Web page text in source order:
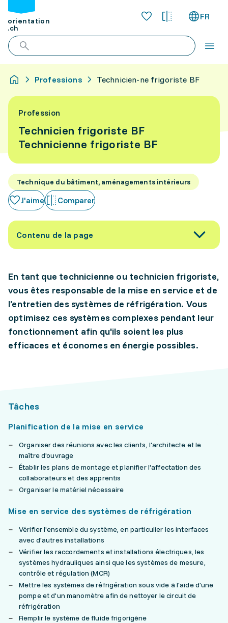
orientation
.ch
FR
Professions Technicien-ne frigoriste BF
Profession
Technicien frigoriste BF
Technicienne frigoriste BF
Technique du bâtiment, aménagements intérieurs
J'aime Comparer
Contenu de la page
En tant que technicienne ou technicien frigoriste,
vous êtes responsable de la mise en service et de
l’entretien des systèmes de réfrigération. Vous
optimisez ces systèmes complexes pendant leur
fonctionnement afin qu'ils soient les plus
efficaces et économes en énergie possibles.
Tâches
Planification de la mise en service
Organiser des réunions avec les clients, l'architecte et le
maître d'ouvrage
Établir les plans de montage et planifier l'affectation des
collaborateurs et des apprentis
Organiser le matériel nécessaire
Mise en service des systèmes de réfrigération
Vérifier l'ensemble du système, en particulier les interfaces
avec d'autres installations
Vérifier les raccordements et installations électriques, les
systèmes hydrauliques ainsi que les systèmes de mesure,
contrôle et régulation (MCR)
Mettre les systèmes de réfrigération sous vide à l'aide d'une
pompe et d'un manomètre afin de nettoyer le circuit de
réfrigération
Remplir le système de fluide frigorigène